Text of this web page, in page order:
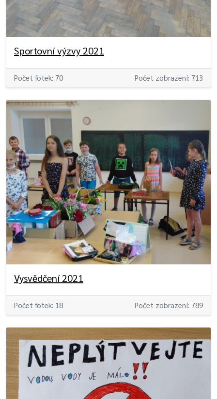
Sportovní výzvy 2021
Počet fotek: 70 Počet zobrazení: 713
Vysvědčení 2021
Počet fotek: 18 Počet zobrazení: 789